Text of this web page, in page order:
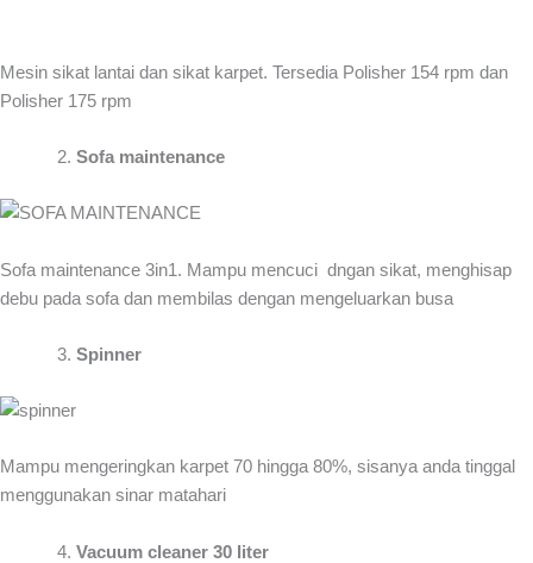
Mesin sikat lantai dan sikat karpet. Tersedia Polisher 154 rpm dan
Polisher 175 rpm
Sofa maintenance
Sofa maintenance 3in1. Mampu mencuci dngan sikat, menghisap
debu pada sofa dan membilas dengan mengeluarkan busa
Spinner
Mampu mengeringkan karpet 70 hingga 80%, sisanya anda tinggal
menggunakan sinar matahari
Vacuum cleaner 30 liter